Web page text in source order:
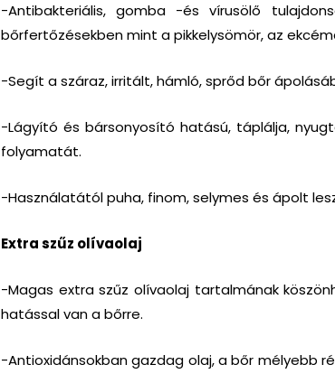
-Antibakteriális, gomba -és vírusölő
bőrfertőzésekben mint a pikkelysömör, az
-Segít a száraz, irritált, hámló, sprőd bőr
-Lágyító és bársonyosító hatású, táplálja,
folyamatát.
-Használatától puha, finom, selymes és ápolt
Extra szűz olívaolaj
-Magas extra szűz olívaolaj tartalmának
hatással van a bőrre.
-Antioxidánsokban gazdag olaj, a bőr mélyebb